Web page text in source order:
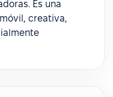
Es una
creativa,